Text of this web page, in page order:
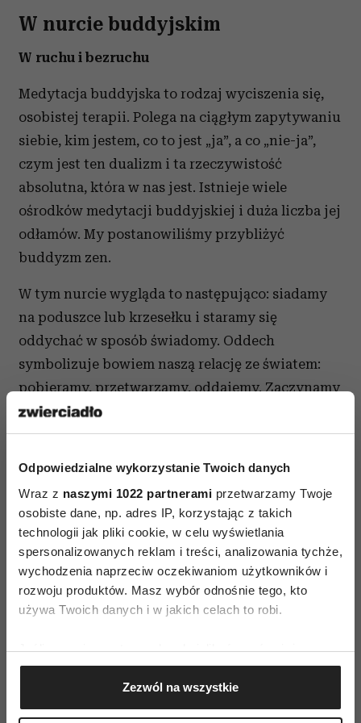
Odpowiedzialne wykorzystanie Twoich danych
Wraz z naszymi 1022 partnerami przetwarzamy Twoje
osobiste dane, np. adres IP, korzystając z takich
technologii jak pliki cookie, w celu wyświetlania
spersonalizowanych reklam i treści, analizowania tychże,
wychodzenia naprzeciw oczekiwaniom użytkowników i
rozwoju produktów. Masz wybór odnośnie tego, kto
używa Twoich danych i w jakich celach to robi.
Jeśli wyrazisz na to zgodę, chcielibyśmy również:
Gromadzić dane dotyczące Twojej lokalizacji
geograficznej z dokładnością nawet do kilku metrów
Identyfikować Twoje urządzenie, aktywnie
Zezwól na wszystkie
W nurcie buddyjskim
W ruchu i bezruchu
Medytacja buddyjska to rodzaj wyciszenia się,
osobistej terapii. Polega na ciągłym zapytywaniu
siebie, kim jestem, co to jest „ja”, a co „nie-ja”,
czym jest ten dualizm i ta rzeczywistość
absolutna, która w nas jest. Istnieje wiele
ośrodków medytacji buddyjskiej i duża liczba jej
odłamów. My postanowiliśmy przybliżyć
buddyzm zen.
W tym nurcie wygląda to następująco: siadamy
na poduszce lub krzesełku i staramy się
oddychać w sposób świadomy. Oddech
symbolizuje bowiem naszą relację ze światem:
pobieramy, przetwarzamy, oddajemy. Zaczynamy
go obserwować i w ten sposób wprowadza nas
w głąb myśli. Patrzymy na to, co się dzieje,
wyobrażamy, zgadzamy się na to, że nie wiemy,
co będzie. Siedzimy przez 30 min, następne 10 –
to medytacja w ruchu – chodzimy po sali. Stan
bezruchu jest stanem absolutnym, bez czasu
i bez działania. Ruch powoduje, że przenosimy
ten stan do zwykłego funkcjonowania. Gdy obie
Ta droga nie ma końca. Nasza świadomość się
zmienia, a nasza przestrzeń wewnętrzna się